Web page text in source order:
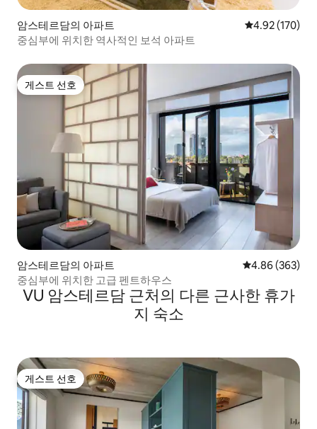
암스테르담의 아파트 평점 4.92점(5
4.92 (170)
중심부에 위치한 역사적인 보석 아파트
게스트 선호
게스트 선호
암스테르담의 아파트 평점 4.86점(5
4.86 (363)
중심부에 위치한 고급 펜트하우스
VU 암스테르담 근처의 다른 근사한 휴가
지 숙소
게스트 선호
게스트 선호